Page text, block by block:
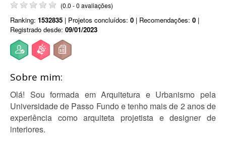
(0.0 - 0 avaliações)
Ranking: 1532835 | Projetos concluídos: 0 | Recomendações: 0 |
Registrado desde: 09/01/2023
Sobre mim:
Olá! Sou formada em Arquitetura e Urbanismo pela
Universidade de Passo Fundo e tenho mais de 2 anos de
experiência como arquiteta projetista e designer de
interiores.